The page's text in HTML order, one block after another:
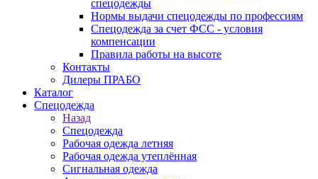
спецодежды
Нормы выдачи спецодежды по профессиям
Спецодежда за счет ФСС - условия
компенсации
Правила работы на высоте
Контакты
Дилеры ПРАБО
Каталог
Спецодежда
Назад
Спецодежда
Рабочая одежда летняя
Рабочая одежда утеплённая
Сигнальная одежда